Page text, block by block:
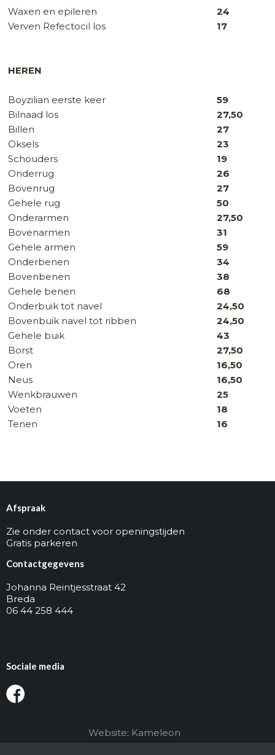
Waxen en epileren
24
Verven Refectocil los
17
HEREN
Boyzilian eerste keer
59
Bilnaad los
27,50
Billen
27
Oksels
23
Schouders
19
Onderrug
26
Bovenrug
27
Gehele rug
50
Onderarmen
27,50
Bovenarmen
31
Gehele armen
59
Onderbenen
34
Bovenbenen
38
Gehele benen
68
Onderbuik tot navel
24,50
Bovenbuik navel tot ribben
24,50
Gehele buik
43
Borst
27,50
Oren
16,50
Neus
16,50
Wenkbrauwen
25
Voeten
18
Tenen
16
Afspraak
Zie onder contact voor openingstijden
Gratis parkeren
Contactgegevens
Johanna Reintjesstraat 42
Breda
06 44 258 444
Sociale media
Website: Kameleon